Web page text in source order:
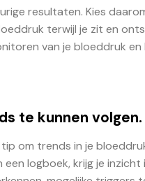
resultaten. Kies
terwijl je zit en
van je bloeddruk en
te kunnen volgen.
om trends in je
logboek, krijg je inzicht